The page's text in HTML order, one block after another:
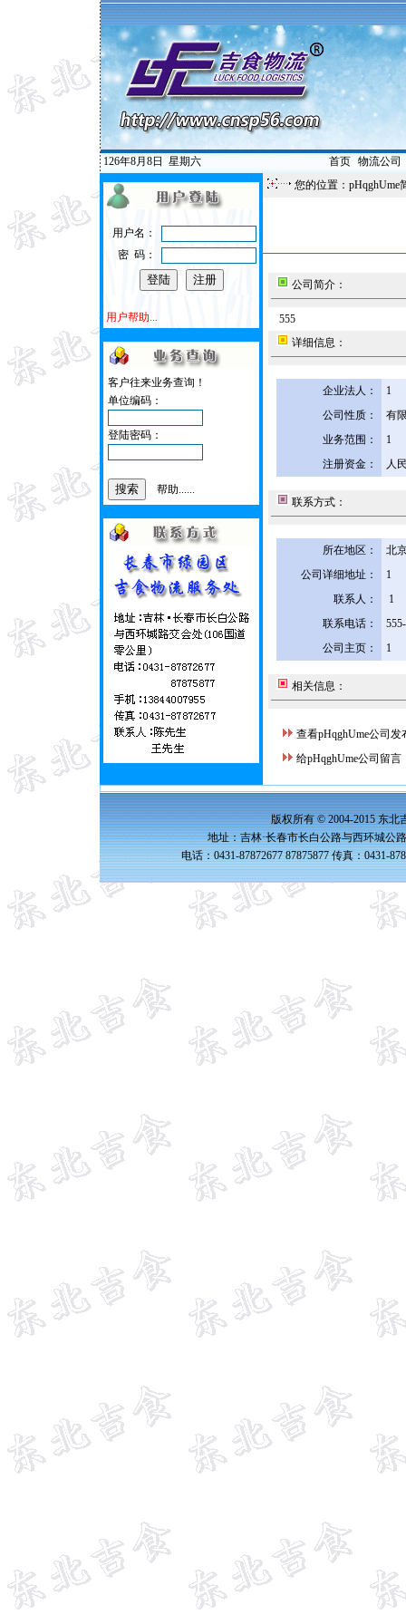
126年8月8日 星期六 首页| 物流公司
用户名：
密 码：
用户帮助...
客户往来业务查询！
单位编码：
登陆密码：
帮助......
您的位置：pHqghUme
公司简介：
555
详细信息：
企业法人：
1
公司性质：
有
业务范围：
1
注册资金：
人
联系方式：
所在地区：
北
公司详细地址：
1
联系人：
1
联系电话：
公司主页：
1
相关信息：
查看pHqghUme公司发
给pHqghUme公司留言
版权所有 © 2004-2015 东北
地址：吉林·长春市长白公路与西环城公
电话：0431-87872677 87875877 传真：0431-